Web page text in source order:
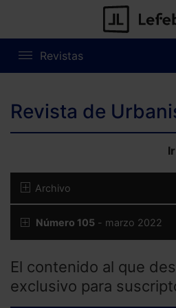
Revistas
Revista de
Archivo
Número 105 - marzo 2022
El contenido al que
exclusivo para